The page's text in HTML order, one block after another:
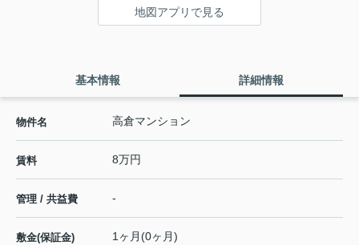
地図アプリで見る
基本情報 詳細情報
物件名 高倉マンション
賃料 8万円
管理 / 共益費 -
敷金(保証金) 1ヶ月(0ヶ月)